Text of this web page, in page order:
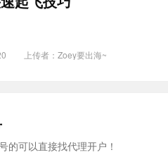
上传者： Zoey要出海~
的可以直接找代理开户！